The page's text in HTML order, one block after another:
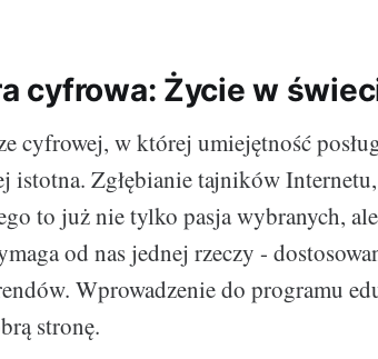
cyfrowa: Życie w
cyfrowej, w której umiejętność
istotna. Zgłębianie tajników
to już nie tylko pasja wybranych,
od nas jednej rzeczy -
Wprowadzenie do programu
stronę.